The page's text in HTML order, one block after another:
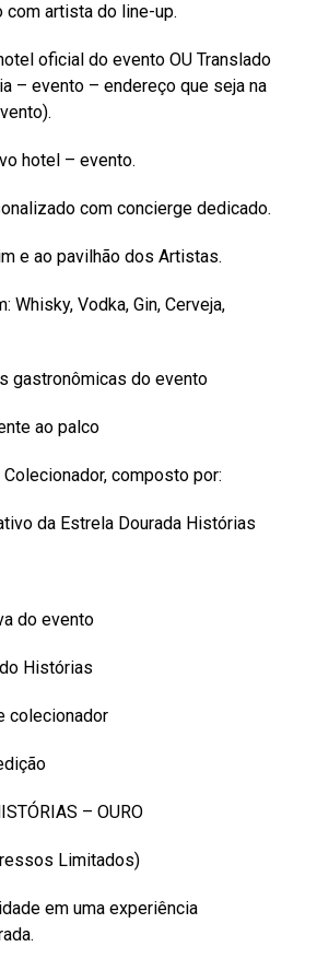
artista do line-up.
oficial do evento OU Translado
– evento – endereço que seja na
hotel – evento.
com concierge dedicado.
e ao pavilhão dos Artistas.
Whisky, Vodka, Gin, Cerveja,
gastronômicas do evento
ao palco
composto por:
da Estrela Dourada Histórias
do evento
Histórias
colecionador
– OURO
Limitados)
em uma experiência